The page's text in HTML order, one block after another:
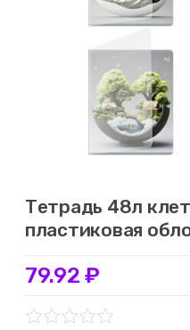
Тетрадь 48л
пластиковая
79.92 ₽